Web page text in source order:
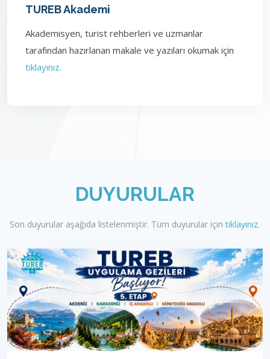
TUREB Akademi
Akademisyen, turist rehberleri ve uzmanlar
tarafından hazırlanan makale ve yazıları okumak için
tıklayınız.
DUYURULAR
Son duyurular aşağıda listelenmiştir. Tüm duyurular içintıklayınız.